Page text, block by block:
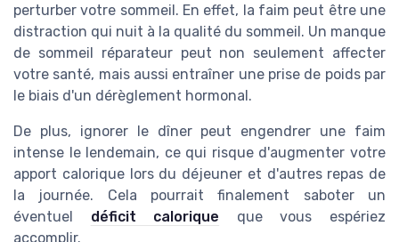
perturber votre sommeil. En effet, la faim peut être une
distraction qui nuit à la qualité du sommeil. Un manque
de sommeil réparateur peut non seulement affecter
votre santé, mais aussi entraîner une prise de poids par
le biais d'un dérèglement hormonal.
De plus, ignorer le dîner peut engendrer une faim
intense le lendemain, ce qui risque d'augmenter votre
apport calorique lors du déjeuner et d'autres repas de
la journée. Cela pourrait finalement saboter un
éventuel déficit calorique que vous espériez
accomplir.